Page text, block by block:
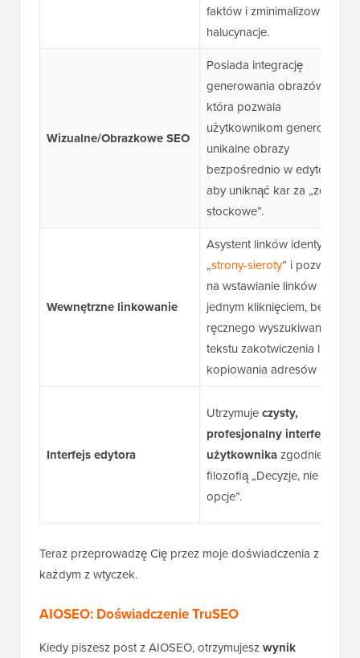
faktów i zminimalizować
halucynacje.
Wizualne/Obrazkowe SEO
Posiada integrację
generowania obrazów AI,
która pozwala
użytkownikom generować
unikalne obrazy
bezpośrednio w edytorze,
aby uniknąć kar za „zdjęcia
stockowe”.
Wewnętrzne linkowanie
Asystent linków identyfikuje
„strony-sieroty” i pozwala
na wstawianie linków
jednym kliknięciem, bez
ręcznego wyszukiwania
tekstu zakotwiczenia lub
kopiowania adresów URL.
Interfejs edytora
Utrzymujeczysty,
profesjonalny interfejs
użytkownikazgodnie z
filozofią „Decyzje, nie
opcje”.
Teraz przeprowadzę Cię przez moje doświadczenia z
każdym z wtyczek.
AIOSEO: Doświadczenie TruSEO
Kiedy piszesz post z AIOSEO, otrzymujeszwynik